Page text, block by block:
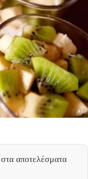
στα αποτελέσματα